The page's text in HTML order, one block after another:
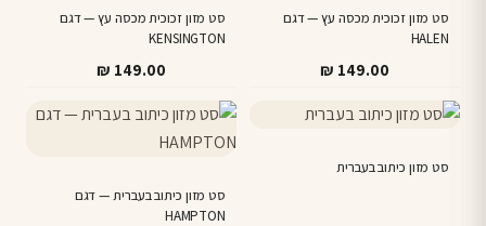
סט מזון זכוכית מכסה עץ — דגם
HALEN
₪ 149.00
סט מזון זכוכית מכסה עץ — דגם
KENSINGTON
₪ 149.00
סט מזון כיתוב בעברית
סט מזון כיתוב בעברית — דגם
HAMPTON